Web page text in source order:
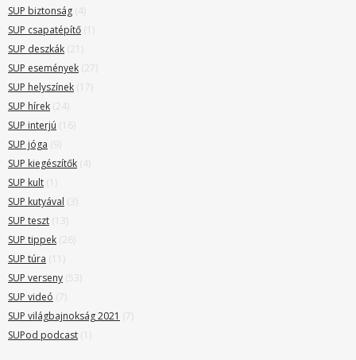
SUP biztonság (4)
SUP csapatépítő (1)
SUP deszkák (21)
SUP események (27)
SUP helyszínek (17)
SUP hírek (24)
SUP interjú (16)
SUP jóga (9)
SUP kiegészítők (4)
SUP kult (1)
SUP kutyával (3)
SUP teszt (13)
SUP tippek (26)
SUP túra (11)
SUP verseny (53)
SUP videó (7)
SUP világbajnokság 2021 (7)
SUPod podcast (1)